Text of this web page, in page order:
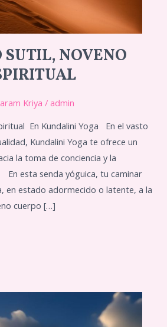
SUTIL, NOVENO
Kriya /admin
En Kundalini Yoga En el vasto
Kundalini Yoga te ofrece un
la toma de conciencia y la
En esta senda yóguica, tu caminar
en estado adormecido o latente, a la
cuerpo […]